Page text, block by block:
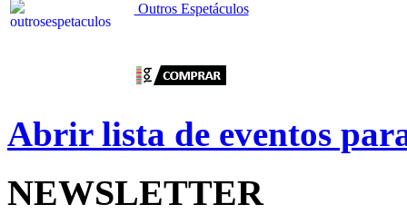
Outros Espetáculos
Abrir lista de eventos
NEWSLETTER